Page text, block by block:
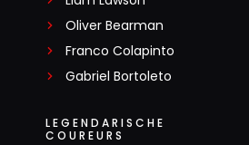
Oliver Bearman
Franco Colapinto
Gabriel Bortoleto
LEGENDARISCHE
COUREURS